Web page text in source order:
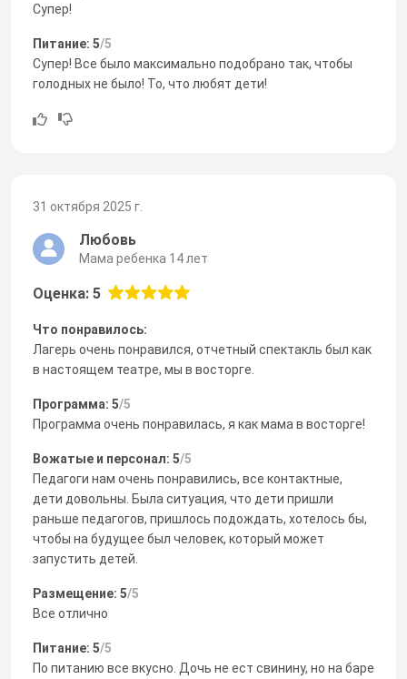
Супер!
Питание: 5/5
Супер! Все было максимально подобрано так, чтобы
голодных не было! То, что любят дети!
31 октября 2025 г.
Любовь
Мама ребенка 14 лет
Оценка: 5
Что понравилось:
Лагерь очень понравился, отчетный спектакль был как
в настоящем театре, мы в восторге.
Программа: 5/5
Программа очень понравилась, я как мама в восторге!
Вожатые и персонал: 5/5
Педагоги нам очень понравились, все контактные,
дети довольны. Была ситуация, что дети пришли
раньше педагогов, пришлось подождать, хотелось бы,
чтобы на будущее был человек, который может
запустить детей.
Размещение: 5/5
Все отлично
Питание: 5/5
По питанию все вкусно. Дочь не ест свинину, но на баре